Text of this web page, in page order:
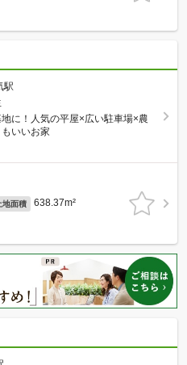
駅
に！人気の平屋×広い駐車場×農
いいお家
地面積 638.37m²